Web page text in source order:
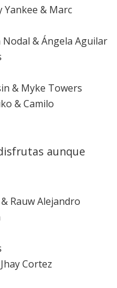
Yankee & Marc
& Ángela Aguilar
& Myke Towers
& Camilo
aunque
Rauw Alejandro
Cortez